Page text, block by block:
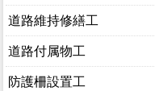
道路維持修繕工
道路付属物工
防護柵設置工